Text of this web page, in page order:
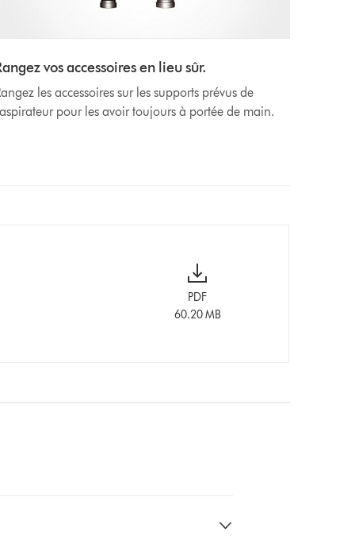
vos accessoires en lieu sûr.
les accessoires sur les supports prévus de
pour les avoir toujours à portée de main.
PDF
60.20 MB